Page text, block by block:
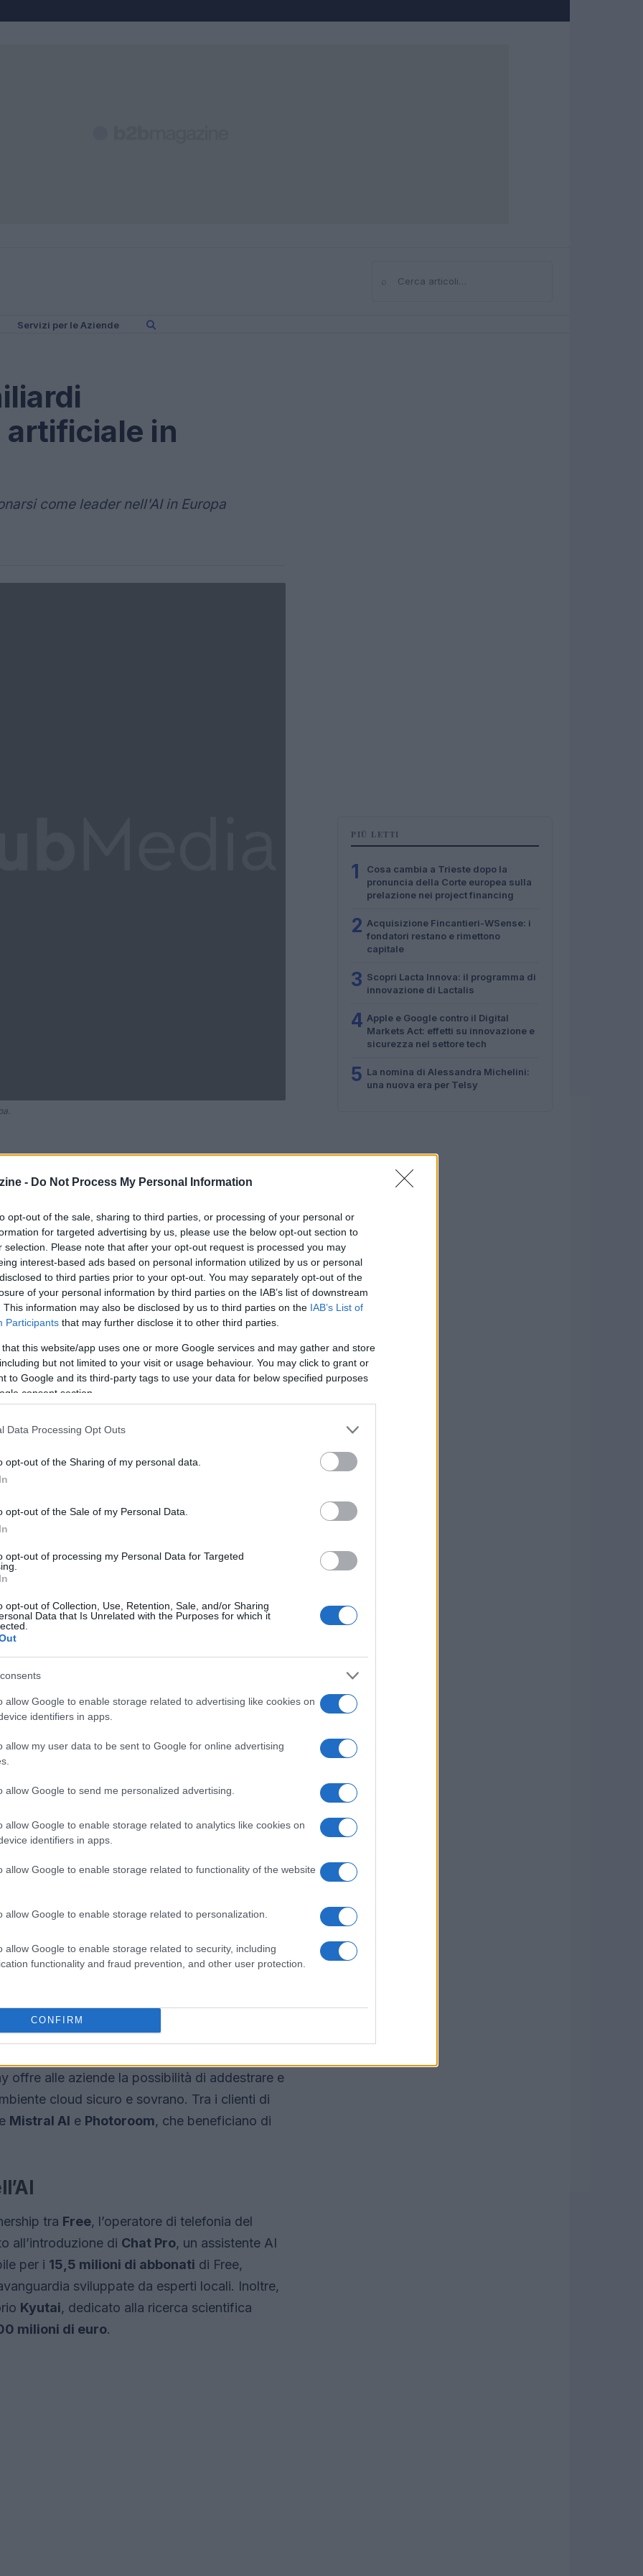
- Do Not Process My Personal Information
opt-out of the sale, sharing to third parties, or processing of your personal or
for targeted advertising by us, please use the below opt-out section to
selection. Please note that after your opt-out request is processed you may
interest-based ads based on personal information utilized by us or personal
to third parties prior to your opt-out. You may separately opt-out of the
of your personal information by third parties on the IAB’s list of downstream
This information may also be disclosed by us to third parties on the IAB’s List of
Participants that may further disclose it to other third parties.
that this website/app uses one or more Google services and may gather and store
but not limited to your visit or usage behaviour. You may click to grant or
to Google and its third-party tags to use your data for below specified purposes
consent section.
Data Processing Opt Outs
opt-out of the Sharing of my personal data.
opt-out of the Sale of my Personal Data.
opt-out of processing my Personal Data for Targeted
opt-out of Collection, Use, Retention, Sale, and/or Sharing
Data that Is Unrelated with the Purposes for which it
allow Google to enable storage related to advertising like cookies on
identifiers in apps.
allow my user data to be sent to Google for online advertising
allow Google to send me personalized advertising.
allow Google to enable storage related to analytics like cookies on
identifiers in apps.
allow Google to enable storage related to functionality of the website
allow Google to enable storage related to personalization.
allow Google to enable storage related to security, including
functionality and fraud prevention, and other user protection.
CONFIRM
⌕Cerca
Servizi per le Aziende
artificiale in
come leader nell'AI in Europa
nell’intelligenza artificiale
nel settore dell’intelligenza artificiale, il
piano di investimento pari a
in occasione del
L’obiettivo principale è quello di
nel mercato europeo, investendo in
e potenza di calcolo, oltre che nella ricerca e
data center
gestione dei 13 data center del Gruppo, si
per potenziare la propria infrastruttura. Questo
leader europeo nei data center
dedicate all’intelligenza artificiale.
strategica con
supportare questa espansione.
investito per diventare il principale fornitore di
in Europa. Con circa
offre alle aziende la possibilità di addestrare e
cloud sicuro e sovrano. Tra i clienti di
Mistral AI e Photoroom, che beneficiano di
tra Free, l’operatore di telefonia del
all’introduzione di Chat Pro, un assistente AI
per i 15,5 milioni di abbonati di Free,
sviluppate da esperti locali. Inoltre,
Kyutai, dedicato alla ricerca scientifica
milioni di euro.
PIÙ LETTI
1
Cosa cambia a Trieste dopo la
pronuncia della Corte europea sulla
prelazione nei project financing
2 Acquisizione Fincantieri-WSense: i
fondatori restano e rimettono
capitale
3 Scopri Lacta Innova: il programma di
innovazione di Lactalis
4 Apple e Google contro il Digital
Markets Act: effetti su innovazione e
sicurezza nel settore tech
5 La nomina di Alessandra Michelini:
una nuova era per Telsy